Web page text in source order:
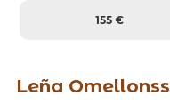
155 €
Leña Omellonss